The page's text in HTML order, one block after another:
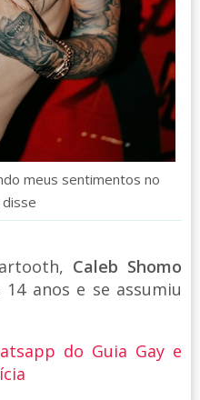
meus sentimentos no
Caleb Shomo
anos e se assumiu
do Guia Gay e